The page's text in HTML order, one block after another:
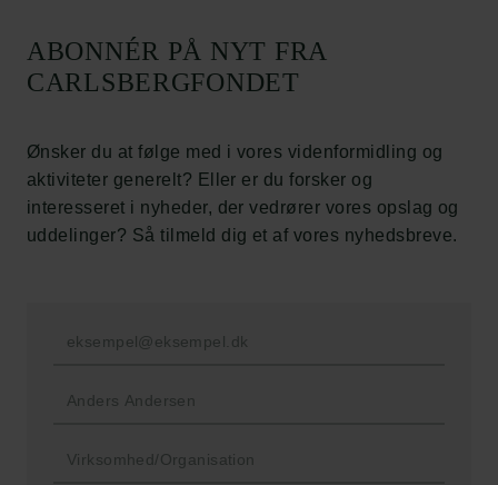
ABONNÉR PÅ NYT FRA
CARLSBERGFONDET
Ønsker du at følge med i vores videnformidling og
aktiviteter generelt? Eller er du forsker og
interesseret i nyheder, der vedrører vores opslag og
uddelinger? Så tilmeld dig et af vores nyhedsbreve.
Carlsbergfondet
Carlsberg Group
Frederiksborg • Nationalhistorisk Museum
Ny Carlsbergfondet
Ny Carlsberg Glyptotek
1553 København V
+45 33 43 53 63